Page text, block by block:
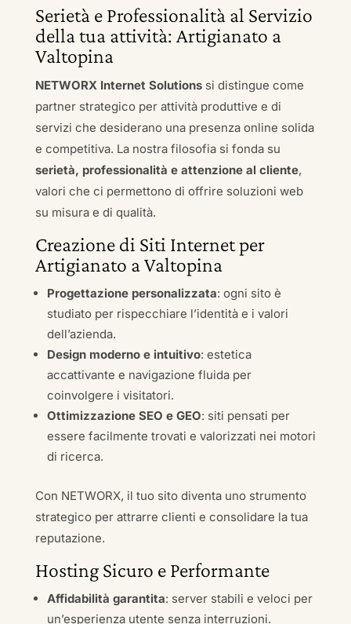
Serietà e Professionalità al Servizio
della tua attività: Artigianato a
Valtopina
NETWORX Internet Solutionssi distingue come
partner strategico per attività produttive e di
servizi che desiderano una presenza online solida
e competitiva. La nostra filosofia si fonda su
serietà, professionalità e attenzione al cliente,
valori che ci permettono di offrire soluzioni web
su misura e di qualità.
Creazione di Siti Internet per
Artigianato a Valtopina
Progettazione personalizzata: ogni sito è
studiato per rispecchiare l’identità e i valori
dell’azienda.
Design moderno e intuitivo: estetica
accattivante e navigazione fluida per
coinvolgere i visitatori.
Ottimizzazione SEO e GEO: siti pensati per
essere facilmente trovati e valorizzati nei motori
di ricerca.
Con NETWORX, il tuo sito diventa uno strumento
strategico per attrarre clienti e consolidare la tua
reputazione.
Hosting Sicuro e Performante
Affidabilità garantita: server stabili e veloci per
un’esperienza utente senza interruzioni.